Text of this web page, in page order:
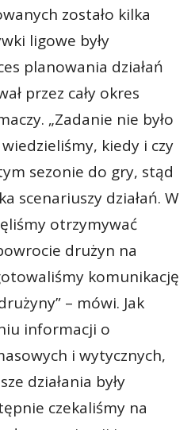
zostało kilka
ligowe były
planowania działań
przez cały okres
„Zadanie nie było
kiedy i czy
sezonie do gry, stąd
scenariuszy działań. W
otrzymywać
drużyn na
komunikację
– mówi. Jak
informacji o
i wytycznych,
działania były
czekaliśmy na